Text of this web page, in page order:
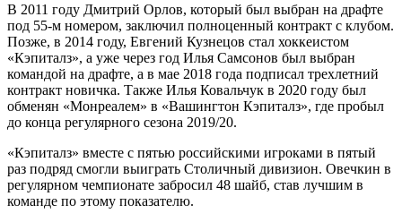
В 2011 году Дмитрий Орлов, который был выбран на драфте
под 55-м номером, заключил полноценный контракт с клубом.
Позже, в 2014 году, Евгений Кузнецов стал хоккеистом
«Кэпиталз», а уже через год Илья Самсонов был выбран
командой на драфте, а в мае 2018 года подписал трехлетний
контракт новичка. Также Илья Ковальчук в 2020 году был
обменян «Монреалем» в «Вашингтон Кэпиталз», где пробыл
до конца регулярного сезона 2019/20.
«Кэпиталз» вместе с пятью российскими игроками в пятый
раз подряд смогли выиграть Столичный дивизион. Овечкин в
регулярном чемпионате забросил 48 шайб, став лучшим в
команде по этому показателю.